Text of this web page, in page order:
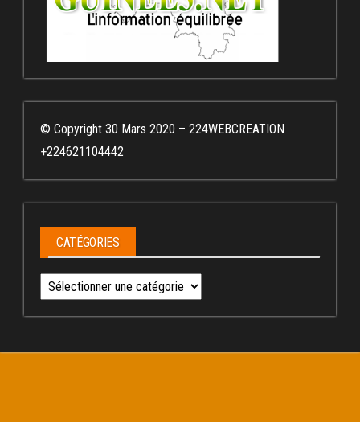
© Copyright 30 Mars 2020 – 224WEBCREATION
+224621104442
CATÉGORIES
Catégories